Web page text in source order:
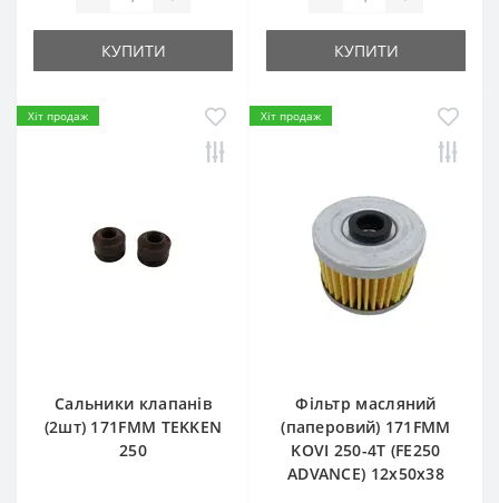
КУПИТИ КУПИТИ
Хіт продаж
Сальники клапанів
(2шт) 171FMM TEKKEN
250
Хіт продаж
Фільтр масляний
(паперовий) 171FMM
KOVI 250-4T (FE250
ADVANCE) 12х50х38